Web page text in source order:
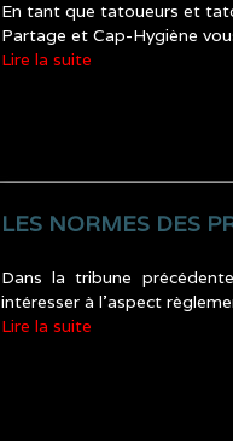
En tant que tatoueurs et
Partage et Cap-Hygiène
Lire la suite
LES NORMES DES
Dans la tribune
intéresser à l’aspect
Lire la suite